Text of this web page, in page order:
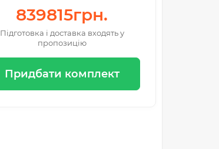
839815грн.
Підготовка і доставка входять у
пропозицію
Придбати комплект